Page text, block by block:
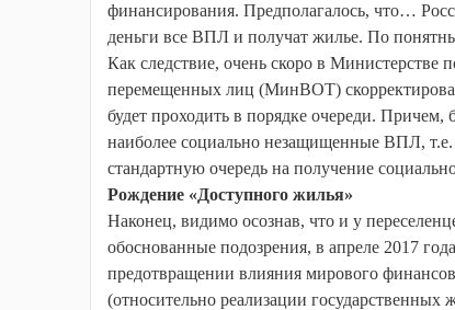
финансирования. Предполагалось, что…
деньги все ВПЛ и получат жилье. По
Как следствие, очень скоро в
перемещенных лиц (МинВОТ)
будет проходить в порядке очереди. Причем,
наиболее социально незащищенные ВПЛ,
стандартную очередь на получение
Рождение «Доступного жилья»
Наконец, видимо осознав, что и у
обоснованные подозрения, в апреле 2017
предотвращении влияния мирового
(относительно реализации